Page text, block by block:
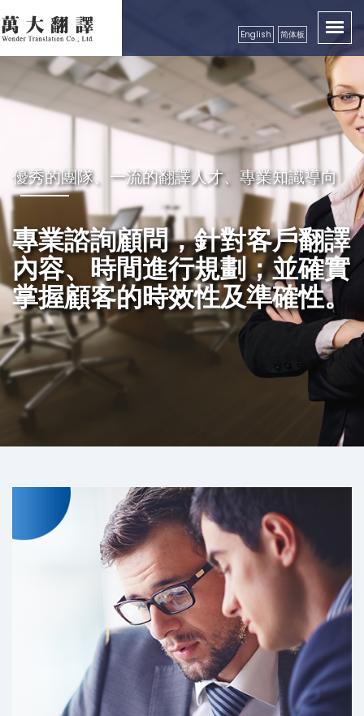
English 简体板
優秀的團隊、一流的翻譯人才、專業知識導向
專業諮詢顧問，針對客戶翻譯
內容、時間進行規劃；並確實
掌握顧客的時效性及準確性。
卓越品質服務顧客，創造出翻譯真實價值性
精益求精，配合市場需求，秉
持更好的服務理念，以真誠、
專業級高效率的服務品質回饋
更多的顧客
秉持成功的企業要領，永續經營
良好的服務及翻譯品質保證，
獲得各公、民營機構、工商團
體，學校等認可